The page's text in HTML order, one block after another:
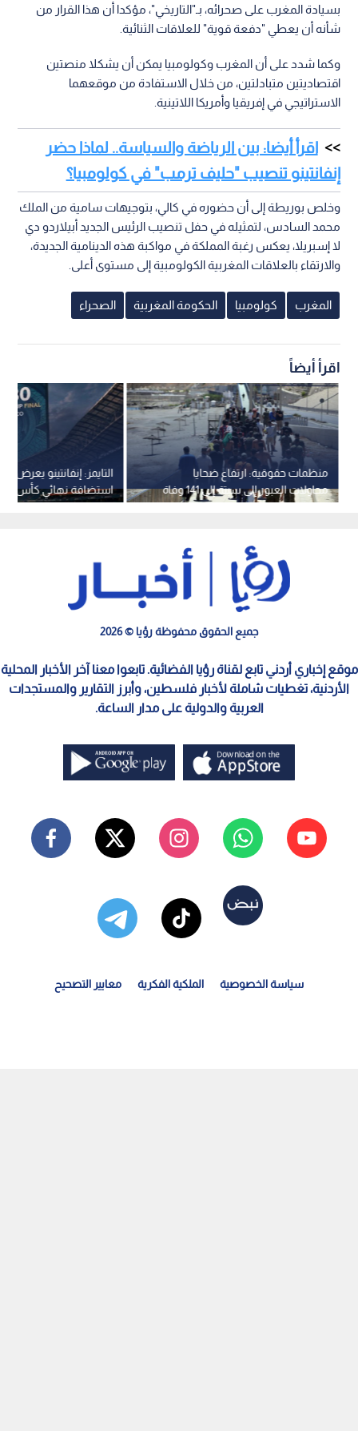
بسيادة المغرب على صحرائه، بـ"التاريخي"، مؤكدا أن هذا القرار من
شأنه أن يعطي "دفعة قوية" للعلاقات الثنائية.
وكما شدد على أن المغرب وكولومبيا يمكن أن يشكلا منصتين
اقتصاديتين متبادلتين، من خلال الاستفادة من موقعهما
الاستراتيجي في إفريقيا وأمريكا اللاتينية.
اقرأ أيضا: بين الرياضة والسياسة.. لماذا حضر
إنفانتينو تنصيب "حليف ترمب" في كولومبيا؟
وخلص بوريطة إلى أن حضوره في كالي، بتوجيهات سامية من الملك
محمد السادس، لتمثيله في حفل تنصيب الرئيس الجديد أبيلاردو دي
لا إسبريلا، يعكس رغبة المملكة في مواكبة هذه الدينامية الجديدة،
والارتقاء بالعلاقات المغربية الكولومبية إلى مستوى أعلى.
المغرب كولومبيا الحكومة المغربية الصحراء
اقرأ أيضاً
التايمز: إنفانتينو يعرض
مقابل دعمه
منظمات حقوقية: ارتفاع ضحايا
محاولات العبور إلى سبتة إلى 141 وفاة
والحصيلة مرشحة للزيادة
جميع الحقوق محفوظة رؤيا © 2026
موقع إخباري أردني تابع لقناة رؤيا الفضائية. تابعوا معنا آخر الأخبار المحلية
الأردنية، تغطيات شاملة لأخبار فلسطين، وأبرز التقارير والمستجدات
العربية والدولية على مدار الساعة.
سياسة الخصوصية الملكية الفكرية معايير التصحيح